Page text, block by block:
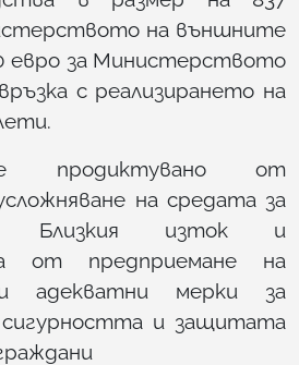
на външните
евро за Министерството
с реализирането на
продиктувано от
на средата за
Близкия изток и
от предприемане на
и адекватни мерки за
сигурността и защитата